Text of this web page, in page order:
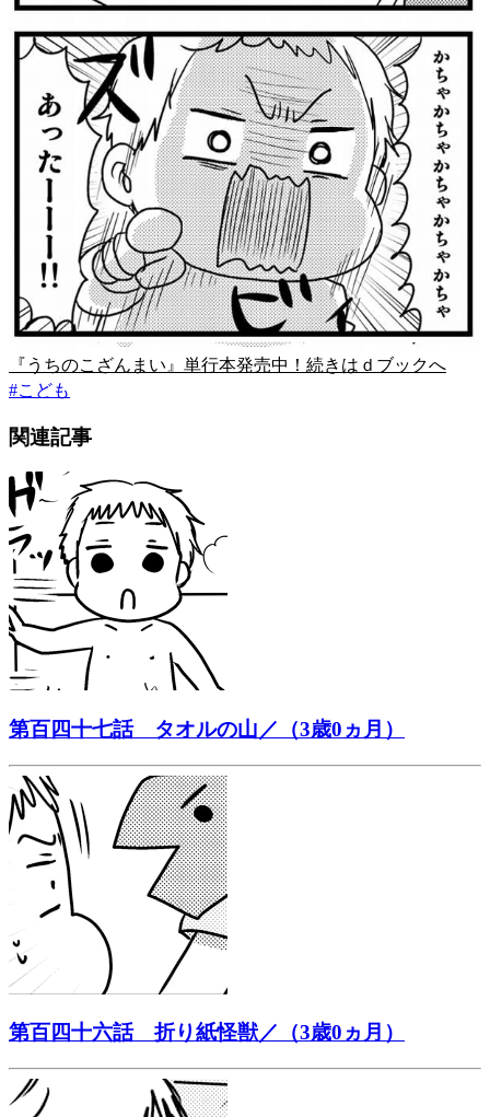
『うちのこざんまい』単行本発売中！続きはｄブックへ
#こども
関連記事
第百四十七話 タオルの山／（3歳0ヵ月）
第百四十六話 折り紙怪獣／（3歳0ヵ月）